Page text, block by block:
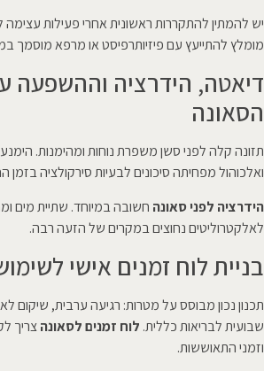
יש להמתין להתקררות ראשונית אחרי פעילות עצימה
מומלץ להתייעץ עם פיזיותרפיסט או מרפא מוסמך
דיאטה, הידרציה וההשפעה
הסאונה
תזונה קלה לפני סשן משפרת נוחות ומהימנות.
ואלכוהול מפחיתה סיכונים לבעיות סירקולציה בזמן
הידרציה לפני סאונה חשובה במיוחד. שתיית מים
לאלקטרוליטים נחוצים במקרים של הזעה רבה.
בניית לוח זמנים אישי
תכנון נכון מבוסס על מטרות: רגיעה ערבית, שיקום
שבועית לבריאות כללית. לוח זמנים לסאונהצריך
וזמני התאוששות.